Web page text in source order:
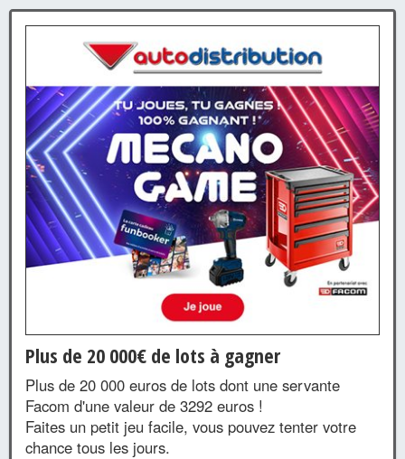
Plus de 20 000€ de lots à gagner
Plus de 20 000 euros de lots dont une servante
Facom d'une valeur de 3292 euros !
Faites un petit jeu facile, vous pouvez tenter votre
chance tous les jours.